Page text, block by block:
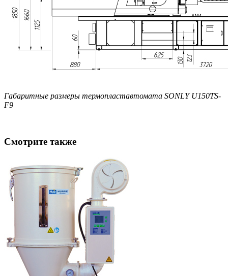
Габаритные размеры термопластавтомата SONLY U150TS-
F9
Смотрите также